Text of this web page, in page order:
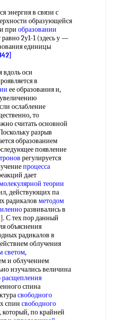
в связи с
образующейся
при образовании
равно 2у1-1 (здесь у —
единицы
оси
в
ее образования и,
ослабление
то
считать основной
разрыв
образованием
появление
регулируется
процесса
дает
теории
действующих па
радикалов методом
развивались в
С тех пор данный
объяснения
радикалов в
облучения
светом,
и облучением
изучались величина
расщепления
спина
свободного
спин свободного
который, по крайней